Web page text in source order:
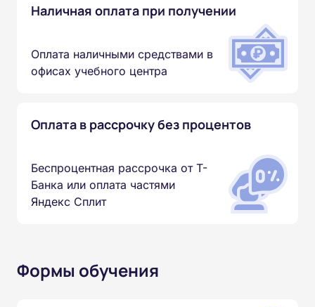
Наличная оплата при получении
Оплата наличными средствами в
офисах учебного центра
Оплата в рассрочку без процентов
Беспроцентная рассрочка от Т-
Банка или оплата частями
Яндекс Сплит
Формы обучения